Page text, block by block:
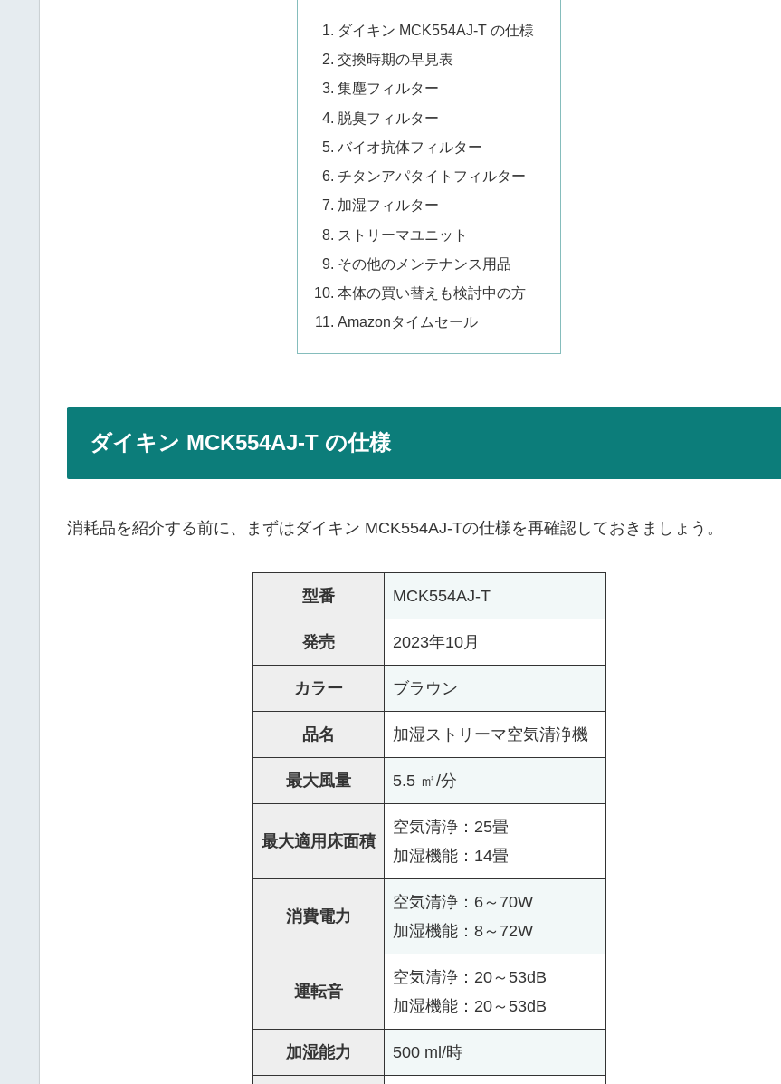
ダイキン MCK554AJ-T の仕様
交換時期の早見表
集塵フィルター
脱臭フィルター
バイオ抗体フィルター
チタンアパタイトフィルター
加湿フィルター
ストリーマユニット
その他のメンテナンス用品
本体の買い替えも検討中の方
Amazonタイムセール
ダイキン MCK554AJ-T の仕様
消耗品を紹介する前に、まずはダイキン MCK554AJ-Tの仕様を再確認しておきましょう。
型番 MCK554AJ-T
発売 2023年10月
カラー ブラウン
品名 加湿ストリーマ空気清浄機
最大風量 5.5 ㎥/分
最大適用床面積
空気清浄：25畳
加湿機能：14畳
消費電力
空気清浄：6～70W
加湿機能：8～72W
運転音
空気清浄：20～53dB
加湿機能：20～53dB
加湿能力 500 ml/時